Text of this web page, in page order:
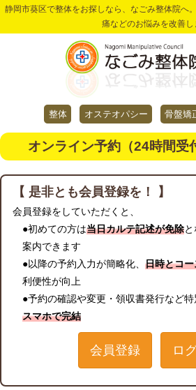
静岡市葵区で整体をお探しなら、なごみ整体院へ
痛などのお悩みを改善し
整体 オステオパシー 骨盤矯
オンライン予約（24時間受
【 是非とも会員登録を！ 】
会員登録をしていただくと、
●初めての方は当日カルテ記述が免除
案内できます
●以降の予約入力が簡略化、 日時とコ
利便性が向上
●予約の確認や変更・領収書発行など特
スマホで完結
会員登録 ロ